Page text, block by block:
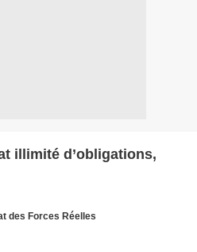
illimité d’obligations,
des Forces Réelles